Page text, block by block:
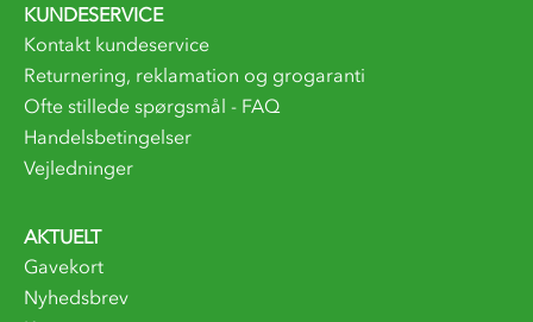
KUNDESERVICE
Kontakt kundeservice
Returnering, reklamation og grogaranti
Ofte stillede spørgsmål - FAQ
Handelsbetingelser
Vejledninger
AKTUELT
Gavekort
Nyhedsbrev